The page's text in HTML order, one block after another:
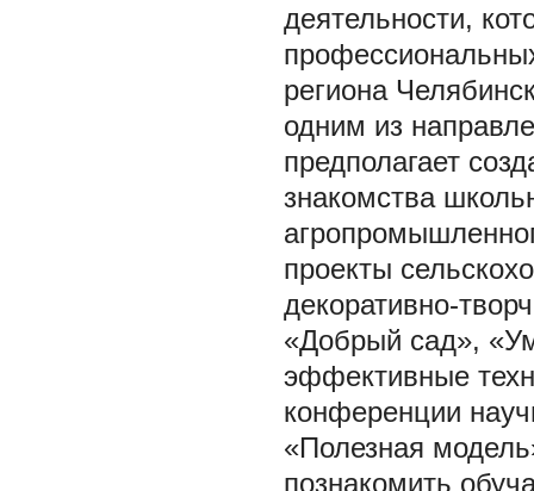
деятельности,
региона
одним из
предполагает
знакомства
проекты
декоративно-
«Добрый сад»,
эффективные
конференции
«Полезная
познакомить